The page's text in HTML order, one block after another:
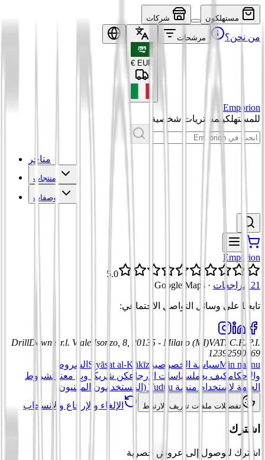
مستهلكون شركات
من نحن؟ مرشحات
EUR
€
Emporion
للمستهلكينمشتريات شخصية
متاجر
منتجات
وصفات
Emporion
5.0
21 مراجعات
·
Google Maps
تابعنا على وسائل التواصل الاجتماعي:
DrillDown s.r.l. Viale Isonzo, 8, 20135 - Milano (MI)VAT: C.F./P.I.
12392590969
Min nahnuسياسة الخصوصية Siyāsat al-Kūkīz الشروط
والأحكامكيف يعملسياسات الإرجاعكن شريكًا وبِع معنا
الشروط
العامة لاستخدام منصة Tuduu (المستخدمون المهنيون)
تفضيلات ملفات تعريف الارتباط الإلغاء والإرجاع والانسحاب
اشترك
اشترك للوصول إلى عروض حصرية